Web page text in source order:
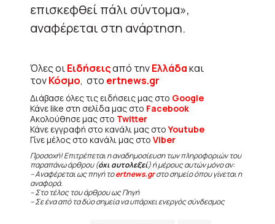
επισκεφθεί πάλι σύντομα»,
αναφέρεται στη ανάρτηση.
Όλες οιΕιδήσειςαπό τηνΕλλάδακαι
τονΚόσμο, στο ertnews.gr
Διάβασε όλες τις ειδήσεις μας στο Google
Κάνε like στη σελίδα μας στο Facebook
Ακολούθησε μας στο Twitter
Κάνε εγγραφή στο κανάλι μας στοYoutube
Γίνε μέλος στο κανάλι μας στο Viber
Προσοχή! Επιτρέπεται η αναδημοσίευση των πληροφοριών του
παραπάνω άρθρου (όχι αυτολεξεί) ή μέρους αυτών μόνο αν:
– Αναφέρεται ως πηγή τοertnews.grστο σημείο όπου γίνεται η
αναφορά.
– Στο τέλος του άρθρου ως Πηγή
– Σε ένα από τα δύο σημεία να υπάρχει ενεργός σύνδεσμος